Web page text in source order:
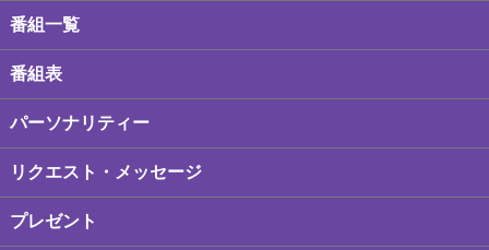
番組一覧
番組表
パーソナリティー
リクエスト・メッセージ
プレゼント